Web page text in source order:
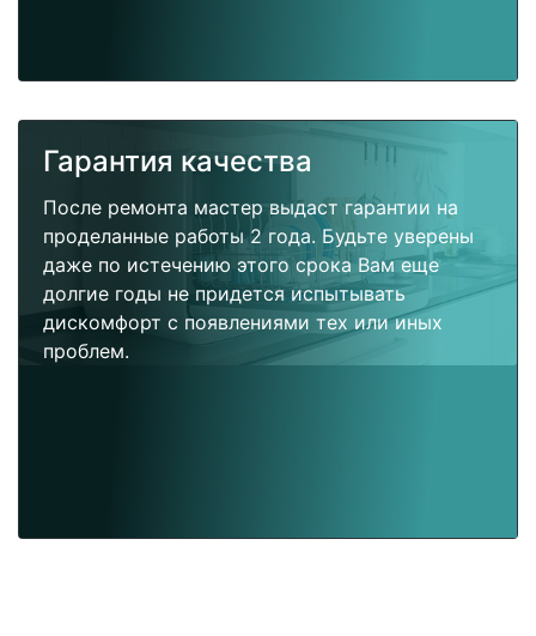
Гарантия качества
После ремонта мастер выдаст гарантии на
проделанные работы 2 года. Будьте уверены
даже по истечению этого срока Вам еще
долгие годы не придется испытывать
дискомфорт с появлениями тех или иных
проблем.